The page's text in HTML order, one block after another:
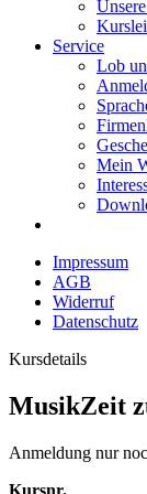
Service
Lob
Mein
Impressum
AGB
Widerruf
Datenschutz
Kursdetails
MusikZeit
Anmeldung nur
Kursnr.